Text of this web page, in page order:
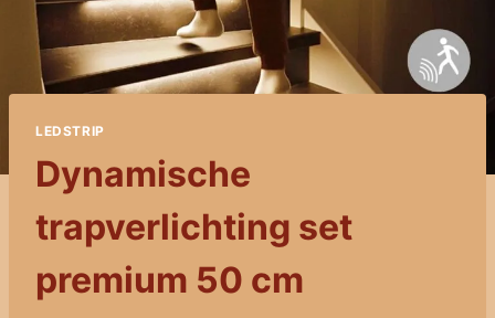
LEDSTRIP
Dynamische
trapverlichting set
premium 50 cm